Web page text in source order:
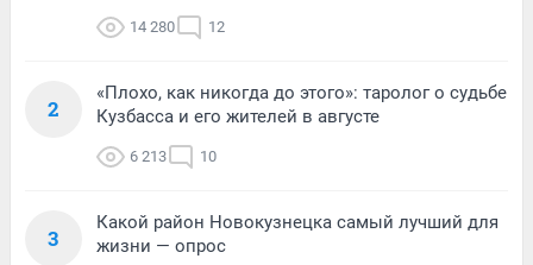
14 280 12
2
«Плохо, как никогда до этого»: таролог о судьбе
Кузбасса и его жителей в августе
6 213 10
3
Какой район Новокузнецка самый лучший для
жизни — опрос